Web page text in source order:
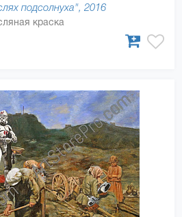
подсолнуха", 2016
краска